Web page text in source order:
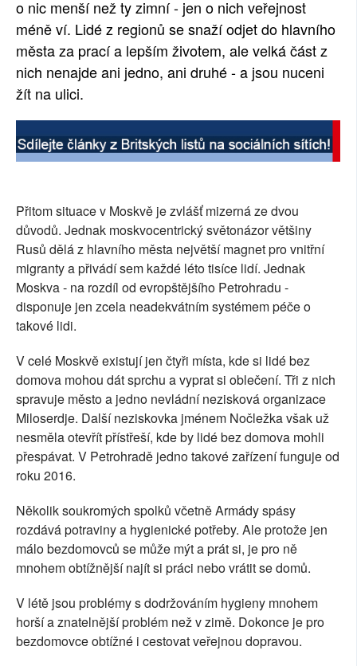
RUBRIKY
PLNÁ VERZE STRÁNEK
o nic menší než ty zimní - jen o nich veřejnost
méně ví. Lidé z regionů se snaží odjet do hlavního
města za prací a lepším životem, ale velká část z
nich nenajde ani jedno, ani druhé - a jsou nuceni
žít na ulici.
Přitom situace v Moskvě je zvlášť mizerná ze dvou
důvodů. Jednak moskvocentrický světonázor většiny
Rusů dělá z hlavního města největší magnet pro vnitřní
migranty a přivádí sem každé léto tisíce lidí. Jednak
Moskva - na rozdíl od evropštějšího Petrohradu -
disponuje jen zcela neadekvátním systémem péče o
takové lidi.
V celé Moskvě existují jen čtyři místa, kde si lidé bez
domova mohou dát sprchu a vyprat si oblečení. Tři z nich
spravuje město a jedno nevládní nezisková organizace
Miloserdje. Další neziskovka jménem Nočležka však už
nesměla otevřít přístřeší, kde by lidé bez domova mohli
přespávat. V Petrohradě jedno takové zařízení funguje od
roku 2016.
Několik soukromých spolků včetně Armády spásy
rozdává potraviny a hygienické potřeby. Ale protože jen
málo bezdomovců se může mýt a prát si, je pro ně
mnohem obtížnější najít si práci nebo vrátit se domů.
V létě jsou problémy s dodržováním hygieny mnohem
horší a znatelnější problém než v zimě. Dokonce je pro
bezdomovce obtížné i cestovat veřejnou dopravou.